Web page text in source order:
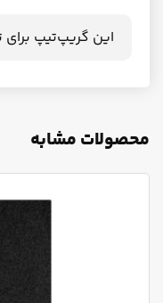
این گریپ‌تیپ
محصولات مشابه